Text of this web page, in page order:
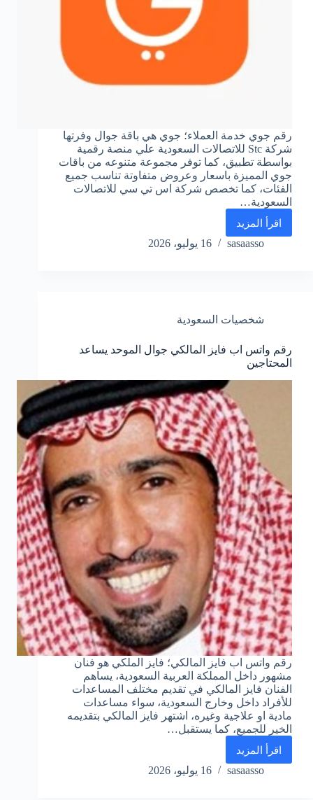
رقم جوي خدمة العملاء؛ جوي هي باقة جوال وفرتها
شركة Stc للاتصالات السعودية علي منصة رقمية
بواسطة تطبيق، كما توفر مجموعة متنوعه من باقات
جوي المميزة باسعار وعروض متفاوتة تناسب جميع
الفئات، كما تخصص شركة اس تي سي للاتصالات
السعودية…
اقرأ المزيد
رقم
جوي
السعودية
sasaasso 16 يوليو، 2026
شخصيات السعودية
رقم واتس اب فايز المالكي جوال الموحد يساعد
المحتاجين
رقم واتس اب فايز المالكي؛ فايز الملكي هو فنان
مشهور داخل المملكة العربية السعودية، يساهم
الفنان فايز المالكي في تقديم مختلف المساعدات
للأفراد داخل وخارج السعودية، سواء مساعدات
مادية او علاجية وغيره، اشتهر فايز المالكي بتقديمه
الخير للجميع، كما يستقبل…
اقرأ المزيد
رقم
واتس
sasaasso 16 يوليو، 2026